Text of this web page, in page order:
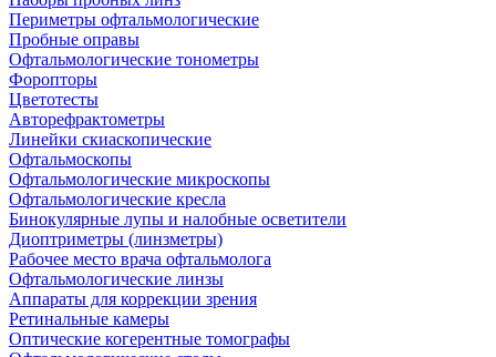
Периметры офтальмологические
Пробные оправы
Офтальмологические тонометры
Форопторы
Цветотесты
Авторефрактометры
Линейки скиаскопические
Офтальмоскопы
Офтальмологические микроскопы
Офтальмологические кресла
Бинокулярные лупы и налобные осветители
Диоптриметры (линзметры)
Рабочее место врача офтальмолога
Офтальмологические линзы
Аппараты для коррекции зрения
Ретинальные камеры
Оптические когерентные томографы